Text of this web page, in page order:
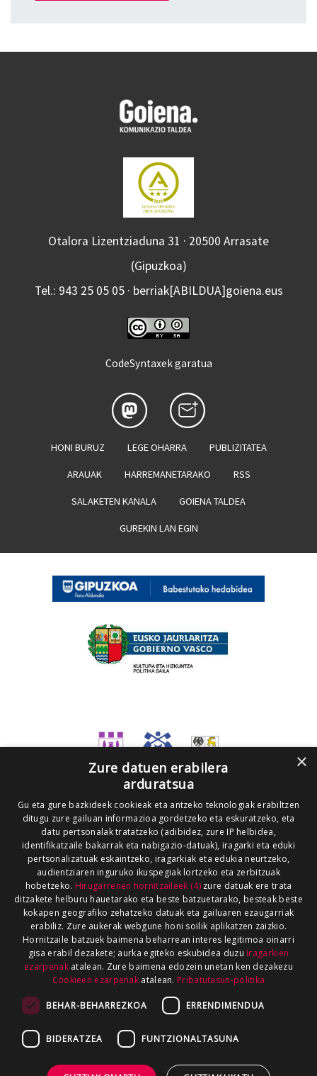
Otalora Lizentziaduna 31 · 20500 Arrasate
(Gipuzkoa)
Tel.: 943 25 05 05 · berriak[ABILDUA]goiena.eus
CodeSyntaxek garatua
HONI BURUZ LEGE OHARRA PUBLIZITATEA
ARAUAK HARREMANETARAKO RSS
SALAKETEN KANALA GOIENA TALDEA
GUREKIN LAN EGIN
×
Zure datuen erabilera
arduratsua
Gu eta gure bazkideek cookieak eta antzeko teknologiak erabiltzen
ditugu zure gailuan informazioa gordetzeko eta eskuratzeko, eta
datu pertsonalak tratatzeko (adibidez, zure IP helbidea,
identifikatzaile bakarrak eta nabigazio-datuak), iragarki eta eduki
pertsonalizatuak eskaintzeko, iragarkiak eta edukia neurtzeko,
audientziaren inguruko ikuspegiak lortzeko eta zerbitzuak
hobetzeko. Hirugarrenen hornitzaileek (4)zure datuak ere trata
ditzakete helburu hauetarako eta beste batzuetarako, besteak beste
kokapen geografiko zehatzeko datuak eta gailuaren ezaugarriak
erabiliz. Zure aukerak webgune honi soilik aplikatzen zaizkio.
Hornitzaile batzuek baimena beharrean interes legitimoa oinarri
gisa erabil dezakete; aurka egiteko eskubidea duzu Iragarkien
ezarpenakatalean. Zure baimena edozein unetan ken dezakezu
Cookieen ezarpenak atalean. Pribatutasun-politika
BEHAR-BEHARREZKOA ERRENDIMENDUA
BIDERATZEA FUNTZIONALTASUNA